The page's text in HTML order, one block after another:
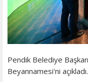
Pendik Belediye
Beyannamesi'ni açıkladı.